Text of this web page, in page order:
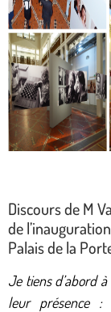
Discours de M
de
Palais de la
Je tiens d’abord
leur présence :